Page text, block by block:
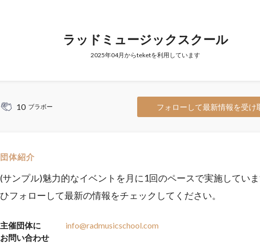
ラッドミュージックスクール
2025年04月からteketを利用しています
10 ブラボー フォローして最新情報を受け
団体紹介
(サンプル)魅力的なイベントを月に1回のペースで実施してい
ひフォローして最新の情報をチェックしてください。
主催団体に
お問い合わせ
info@radmusicschool.com